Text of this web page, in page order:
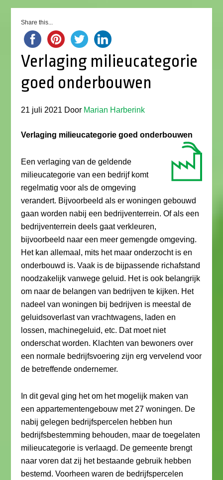
Share this...
Verlaging milieucategorie
goed onderbouwen
21 juli 2021 Door Marian Harberink
Verlaging milieucategorie goed onderbouwen
Een verlaging van de geldende
milieucategorie van een bedrijf komt
regelmatig voor als de omgeving
verandert. Bijvoorbeeld als er woningen gebouwd
gaan worden nabij een bedrijventerrein. Of als een
bedrijventerrein deels gaat verkleuren,
bijvoorbeeld naar een meer gemengde omgeving.
Het kan allemaal, mits het maar onderzocht is en
onderbouwd is. Vaak is de bijpassende richafstand
noodzakelijk vanwege geluid. Het is ook belangrijk
om naar de belangen van bedrijven te kijken. Het
nadeel van woningen bij bedrijven is meestal de
geluidsoverlast van vrachtwagens, laden en
lossen, machinegeluid, etc. Dat moet niet
onderschat worden. Klachten van bewoners over
een normale bedrijfsvoering zijn erg vervelend voor
de betreffende ondernemer.
In dit geval ging het om het mogelijk maken van
een appartementengebouw met 27 woningen. De
nabij gelegen bedrijfspercelen hebben hun
bedrijfsbestemming behouden, maar de toegelaten
milieucategorie is verlaagd. De gemeente brengt
naar voren dat zij het bestaande gebruik hebben
bestemd. Voorheen waren de bedrijfspercelen